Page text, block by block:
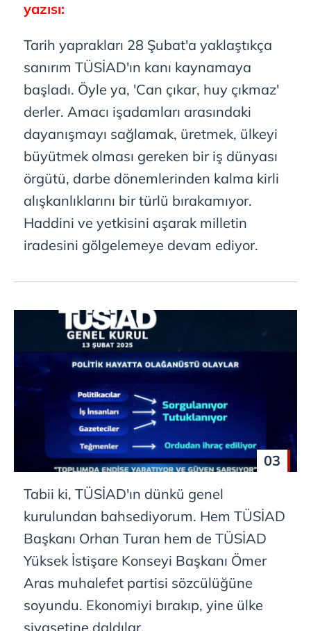
yazısı:
Tarih yaprakları 28 Şubat'a yaklaştıkça
sanırım TÜSİAD'ın kanı kaynamaya
başladı. Öyle ya, 'Can çıkar, huy çıkmaz'
derler. Amacı işadamları arasındaki
dayanışmayı sağlamak, üretmek, ülkeyi
büyütmek olması gereken bir iş dünyası
örgütü, darbe dönemlerinden kalma kirli
alışkanlıklarını bir türlü bırakamıyor.
Haddini ve yetkisini aşarak milletin
iradesini gölgelemeye devam ediyor.
03
Tabii ki, TÜSİAD'ın dünkü genel
kurulundan bahsediyorum. Hem TÜSİAD
Başkanı Orhan Turan hem de TÜSİAD
Yüksek İstişare Konseyi Başkanı Ömer
Aras muhalefet partisi sözcülüğüne
soyundu. Ekonomiyi bırakıp, yine ülke
siyasetine daldılar.